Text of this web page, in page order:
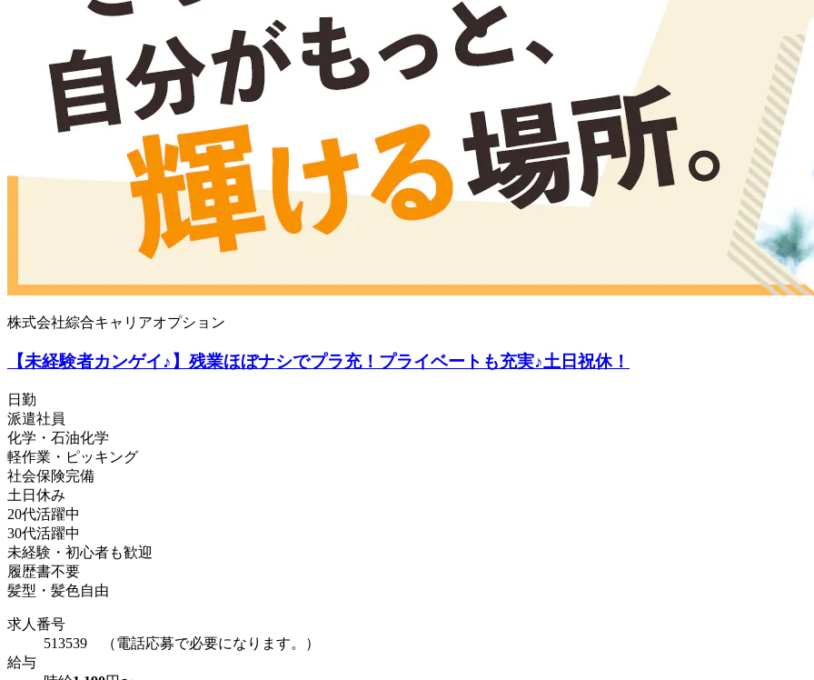
株式会社綜合キャリアオプション
【未経験者カンゲイ♪】残業ほぼナシでプラ充！プライベートも充実♪土日祝休！
日勤
派遣社員
化学・石油化学
軽作業・ピッキング
社会保険完備
土日休み
20代活躍中
30代活躍中
未経験・初心者も歓迎
履歴書不要
髪型・髪色自由
求人番号
513539 （電話応募で必要になります。）
給与